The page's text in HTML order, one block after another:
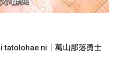
tatolohae ni｜萬山部落勇士